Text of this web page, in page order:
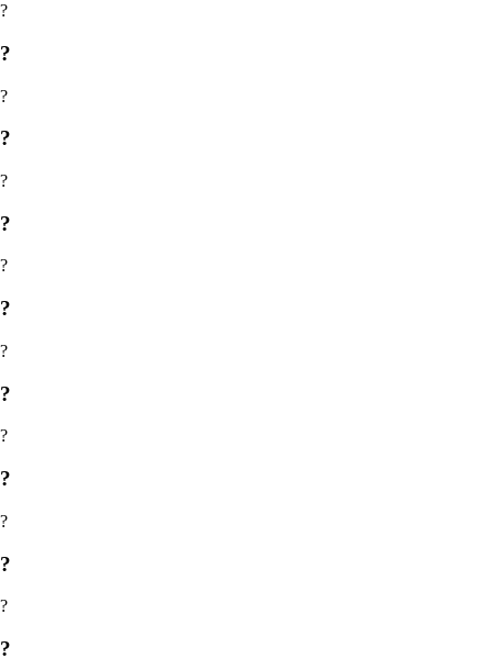
?
?
?
?
?
?
?
?
?
?
?
?
?
?
?
?